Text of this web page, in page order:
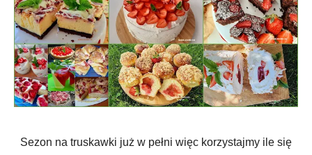
Sezon na truskawki już w pełni więc korzystajmy ile się